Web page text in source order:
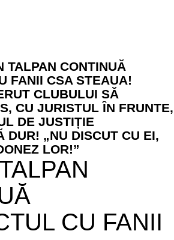
TALPAN CONTINUĂ
FANII CSA STEAUA!
CLUBULUI SĂ
CU JURISTUL ÎN FRUNTE,
DE JUSTIȚIE
DUR! „NU DISCUT CU EI,
LOR!”
CU FANII